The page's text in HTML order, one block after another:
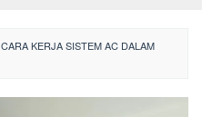
CARA KERJA SISTEM AC DALAM